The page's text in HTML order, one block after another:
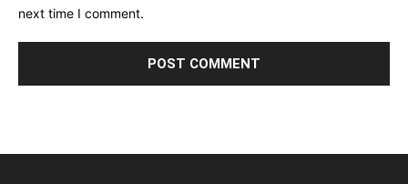
next time I comment.